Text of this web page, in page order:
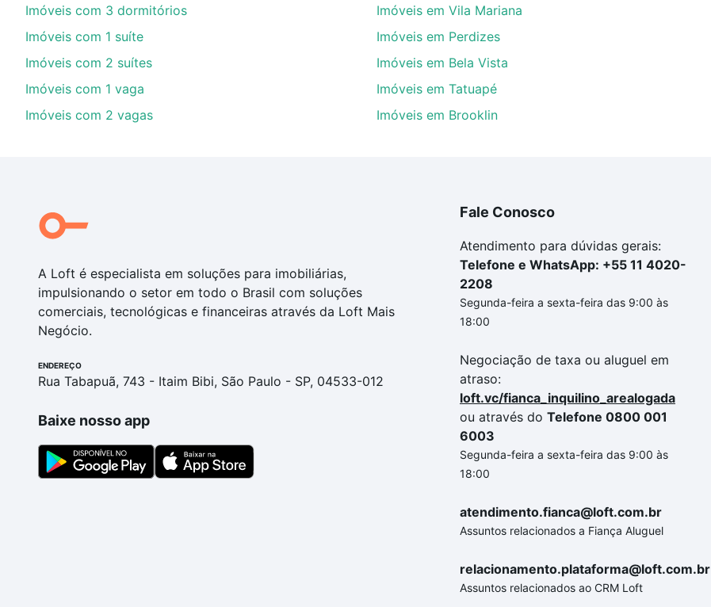
Imóveis com 3 dormitórios
Imóveis com 1 suíte
Imóveis com 2 suítes
Imóveis com 1 vaga
Imóveis com 2 vagas
Imóveis em Vila Mariana
Imóveis em Perdizes
Imóveis em Bela Vista
Imóveis em Tatuapé
Imóveis em Brooklin
A Loft é especialista em soluções para imobiliárias,
impulsionando o setor em todo o Brasil com soluções
comerciais, tecnológicas e financeiras através da Loft Mais
Negócio.
ENDEREÇO
Rua Tabapuã, 743 - Itaim Bibi, São Paulo - SP, 04533-012
Baixe nosso app
Fale Conosco
Atendimento para dúvidas gerais:
Telefone e WhatsApp: +55 11 4020-
2208
Segunda-feira a sexta-feira das 9:00 às
18:00
Negociação de taxa ou aluguel em
atraso:
loft.vc/fianca_inquilino_arealogada
ou através do Telefone 0800 001
6003
Segunda-feira a sexta-feira das 9:00 às
18:00
atendimento.fianca@loft.com.br
Assuntos relacionados a Fiança Aluguel
relacionamento.plataforma@loft.com.br
Assuntos relacionados ao CRM Loft